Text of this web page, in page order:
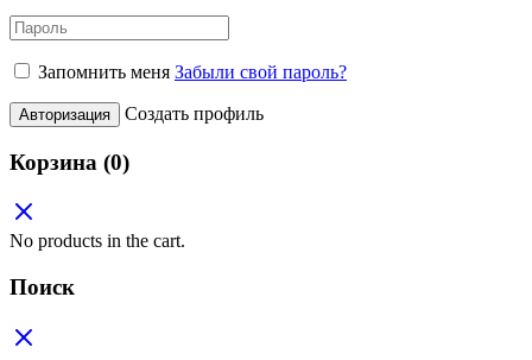
Запомнить меня Забыли свой пароль?
Авторизация Создать профиль
Корзина (0)
No products in the cart.
Поиск